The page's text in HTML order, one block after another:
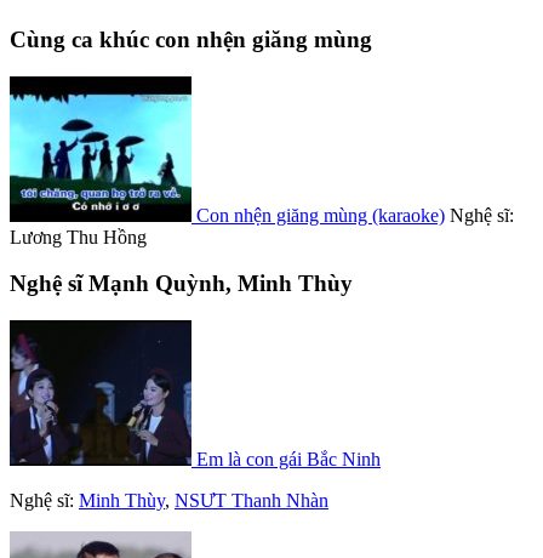
Cùng ca khúc con nhện giăng mùng
Con nhện giăng mùng (karaoke) Nghệ sĩ:
Lương Thu Hồng
Nghệ sĩ Mạnh Quỳnh, Minh Thùy
Em là con gái Bắc Ninh
Nghệ sĩ: Minh Thùy, NSƯT Thanh Nhàn